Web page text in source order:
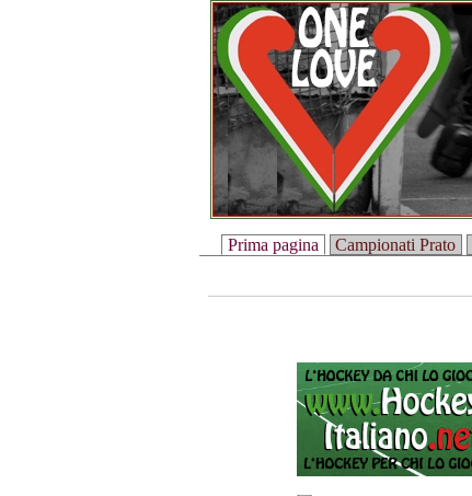
Prima pagina Campionati Prato